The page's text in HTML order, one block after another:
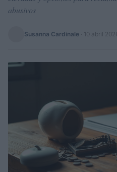
abusivos
Susanna Cardinale 10 abril